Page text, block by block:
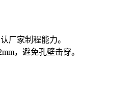
厂家制程能力。
，避免孔壁击穿。